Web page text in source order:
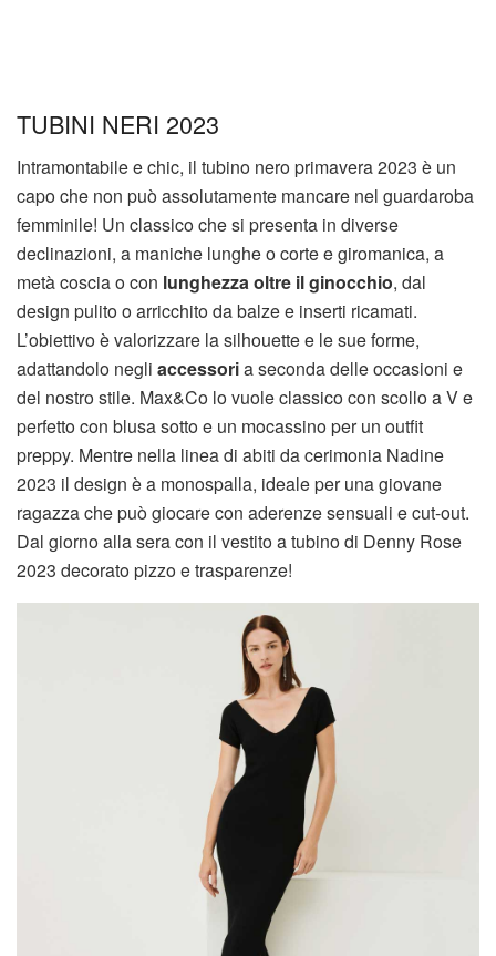
TUBINI NERI 2023
Intramontabile e chic, il tubino nero primavera 2023 è un
capo che non può assolutamente mancare nel guardaroba
femminile! Un classico che si presenta in diverse
declinazioni, a maniche lunghe o corte e giromanica, a
metà coscia o con lunghezza oltre il ginocchio, dal
design pulito o arricchito da balze e inserti ricamati.
L’obiettivo è valorizzare la silhouette e le sue forme,
adattandolo negli accessoria seconda delle occasioni e
del nostro stile. Max&Co lo vuole classico con scollo a V e
perfetto con blusa sotto e un mocassino per un outfit
preppy. Mentre nella linea di abiti da cerimonia Nadine
2023 il design è a monospalla, ideale per una giovane
ragazza che può giocare con aderenze sensuali e cut-out.
Dal giorno alla sera con il vestito a tubino di Denny Rose
2023 decorato pizzo e trasparenze!